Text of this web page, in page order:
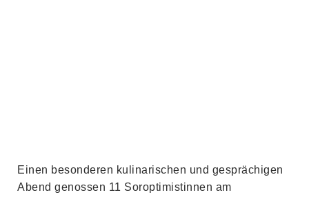
Einen besonderen kulinarischen und gesprächigen
Abend genossen 11 Soroptimistinnen am